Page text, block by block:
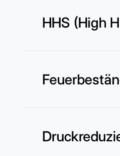
HHS (High